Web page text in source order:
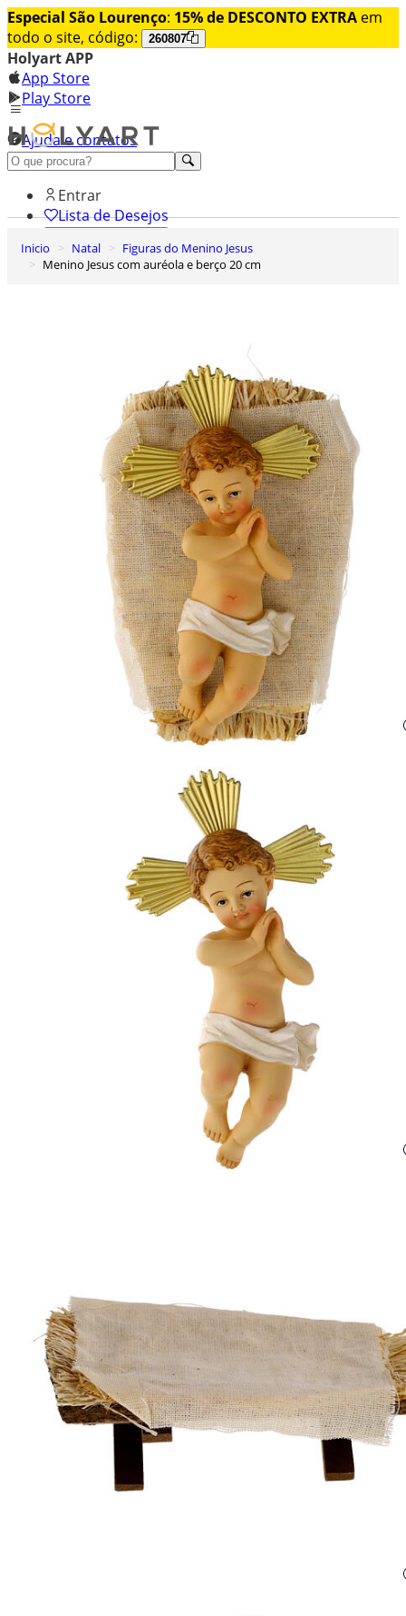
Especial São Lourenço: 15% de DESCONTO EXTRA em
todo o site, código:
260807
Holyart APP
App Store
Play Store
Ajuda e contatos
Conheça premium
Entrar
Lista de Desejos
Carrinho de Compras
Inicio Natal
Figuras do Menino Jesus
Menino Jesus com auréola e berço 20 cm